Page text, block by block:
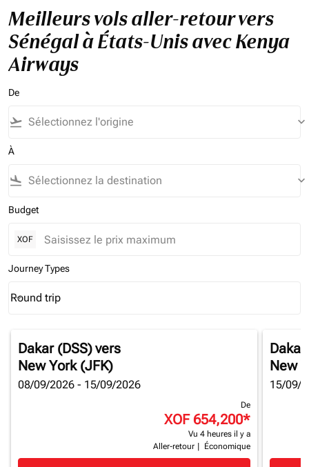
Meilleurs vols aller-retour vers
Sénégal à États-Unis avec Kenya
Airways
De
flight_takeoff keyboard_arrow_down
À
flight_land keyboard_arrow_down
Budget
XOF
Journey Types
Journey Types option Round trip Selected
Round trip
keyboard_arrow_down
Dakar (DSS)vers
New York (JFK)
08/09/2026 - 15/09/2026
De
XOF 654,200*
Vu 4 heures il y a
Aller-retour
Économique
Dakar
New
15/09/